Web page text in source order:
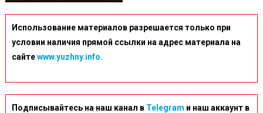
Использование материалов разрешается только при
условии наличия прямой ссылки на адрес материала на
сайтеwww.yuzhny.info.
Подписывайтесь на наш канал в Telegram и наш аккаунт в